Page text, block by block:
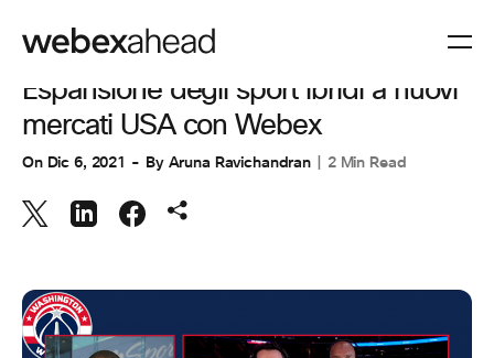
COLLABORAZIONE
Espansione degli sport ibridi a nuovi
mercati USA con Webex
On Dic 6, 2021 By Aruna Ravichandran 2 Min Read